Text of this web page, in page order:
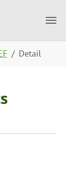
Detail